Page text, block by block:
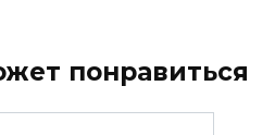
понравиться